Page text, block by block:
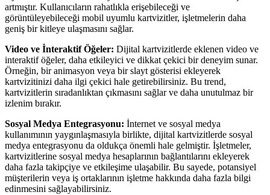
artmıştır. Kullanıcıların rahatlıkla erişebileceği ve
görüntüleyebileceği mobil uyumlu kartvizitler, işletmelerin daha
geniş bir kitleye ulaşmasını sağlar.
Video ve İnteraktif Öğeler: Dijital kartvizitlerde eklenen video ve
interaktif öğeler, daha etkileyici ve dikkat çekici bir deneyim sunar.
Örneğin, bir animasyon veya bir slayt gösterisi ekleyerek
kartvizitinizi daha ilgi çekici hale getirebilirsiniz. Bu trend,
kartvizitlerin sıradanlıktan çıkmasını sağlar ve daha unutulmaz bir
izlenim bırakır.
Sosyal Medya Entegrasyonu: İnternet ve sosyal medya
kullanımının yaygınlaşmasıyla birlikte, dijital kartvizitlerde sosyal
medya entegrasyonu da oldukça önemli hale gelmiştir. İşletmeler,
kartvizitlerine sosyal medya hesaplarının bağlantılarını ekleyerek
daha fazla takipçiye ve etkileşime ulaşabilir. Bu sayede, potansiyel
müşterilerin veya iş ortaklarının işletme hakkında daha fazla bilgi
edinmesini sağlayabilirsiniz.